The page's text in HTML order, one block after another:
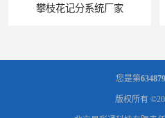
临夏记分系统厂家
您是第
版权所有